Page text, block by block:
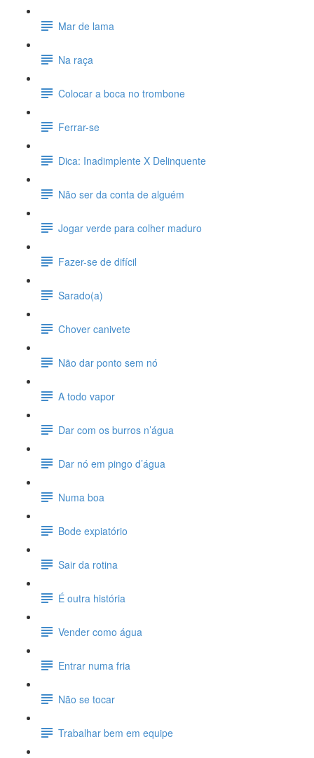
Mar de lama
Na raça
Colocar a boca no trombone
Ferrar-se
Dica: Inadimplente X Delinquente
Não ser da conta de alguém
Jogar verde para colher maduro
Fazer-se de difícil
Sarado(a)
Chover canivete
Não dar ponto sem nó
A todo vapor
Dar com os burros n’água
Dar nó em pingo d’água
Numa boa
Bode expiatório
Sair da rotina
É outra história
Vender como água
Entrar numa fria
Não se tocar
Trabalhar bem em equipe